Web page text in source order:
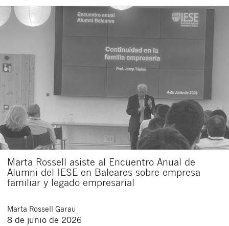
Marta Rossell asiste al Encuentro Anual de
Alumni del IESE en Baleares sobre empresa
familiar y legado empresarial
Marta Rossell Garau
8 de junio de 2026